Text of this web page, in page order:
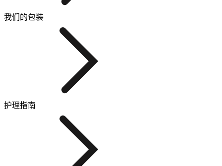
我们的包装
护理指南